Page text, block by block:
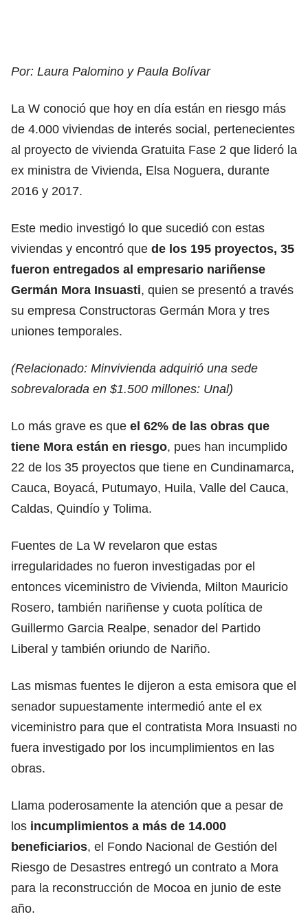
Por: Laura Palomino y Paula Bolívar
La W conoció que hoy en día están en riesgo más
de 4.000 viviendas de interés social, pertenecientes
al proyecto de vivienda Gratuita Fase 2 que lideró la
ex ministra de Vivienda, Elsa Noguera, durante
2016 y 2017.
Este medio investigó lo que sucedió con estas
viviendas y encontró que de los 195 proyectos, 35
fueron entregados al empresario nariñense
Germán Mora Insuasti, quien se presentó a través
su empresa Constructoras Germán Mora y tres
uniones temporales.
(Relacionado: Minvivienda adquirió una sede
sobrevalorada en $1.500 millones: Unal)
Lo más grave es que el 62% de las obras que
tiene Mora están en riesgo, pues han incumplido
22 de los 35 proyectos que tiene en Cundinamarca,
Cauca, Boyacá, Putumayo, Huila, Valle del Cauca,
Caldas, Quindío y Tolima.
Fuentes de La W revelaron que estas
irregularidades no fueron investigadas por el
entonces viceministro de Vivienda, Milton Mauricio
Rosero, también nariñense y cuota política de
Guillermo Garcia Realpe, senador del Partido
Liberal y también oriundo de Nariño.
Las mismas fuentes le dijeron a esta emisora que el
senador supuestamente intermedió ante el ex
viceministro para que el contratista Mora Insuasti no
fuera investigado por los incumplimientos en las
obras.
Llama poderosamente la atención que a pesar de
los incumplimientos a más de 14.000
beneficiarios, el Fondo Nacional de Gestión del
Riesgo de Desastres entregó un contrato a Mora
para la reconstrucción de Mocoa en junio de este
año.